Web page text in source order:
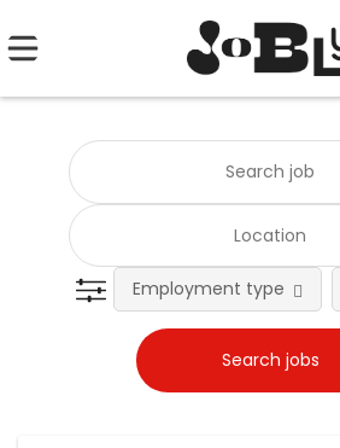
Employment type